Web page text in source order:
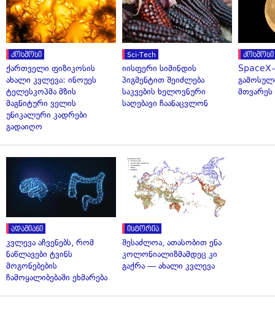
კოსმოსი
ქართველი ფიზიკოსის
ახალი კვლევა: ინოუეს
ტელესკოპმა მზის
მაგნიტური ველის
უნიკალური კადრები
გადაიღო
Sci-Tech
იისფერი სიმინდის
პიგმენტით შეიძლება
საკვების ხელოვნური
საღებავი ჩაანაცვლონ
კოსმოსი
მთვარეს
ადამიანი
კვლევა აჩვენებს, რომ
ნაწლავები ტვინს
მოგონებების
ჩამოყალიბებაში ეხმარება
ისტორია
შესაძლოა, ათასობით ენა
კოლონიალიზმამდეც კი
გაქრა — ახალი კვლევა